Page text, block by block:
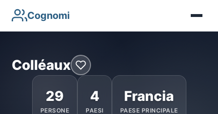
Cognomi
Colléaux
29
PERSONE
4
PAESI
Francia
PAESE PRINCIPALE